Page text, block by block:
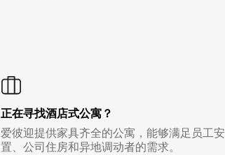
正在寻找酒店式公寓？
爱彼迎提供家具齐全的公寓，能够满足员工安
置、公司住房和异地调动者的需求。